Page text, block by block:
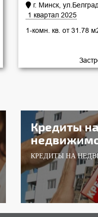
г. Минск,
1 квартал 2025
1-комн. кв. от
Застройщик:
Кредиты
КРЕДИТЫ НА